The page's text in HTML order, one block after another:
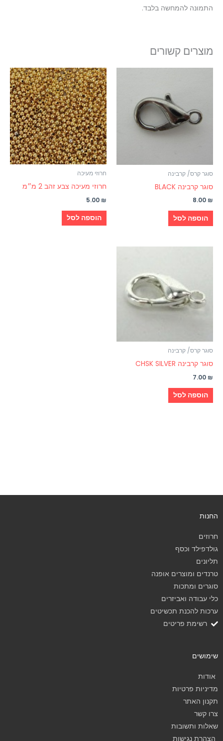
התמונה להמחשה בלבד.
מוצרים קשורים
סוגר קרס/ קרבינה
סוגר קרבינה BLACK
8.00 ₪
הוספה לסל
חרוזי מעיכה
חרוזי מעיכה צבע זהב 2 מ״מ
5.00 ₪
הוספה לסל
סוגר קרס/ קרבינה
סוגר קרבינה CHSK SILVER
7.00 ₪
הוספה לסל
החנות
חרוזים
גולדפילד וכסף
תליונים
טרנדים ומוצרים אופנה
סוגרים ומתכות
כלי עבודה ואביזרים
ערכות להכנת תכשיטים
רשימת פריטים
שימושים
אודות
מדיניות פרטיות
תקנון האתר
צרו קשר
שאלות ותשובות
הצהרת נגישות